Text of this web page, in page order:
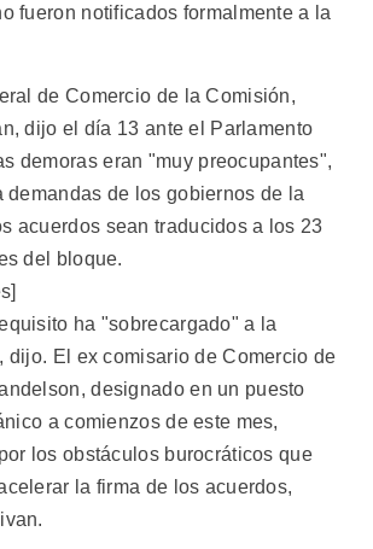
fueron notificados formalmente a la
de Comercio de la Comisión,
dijo el día 13 ante el Parlamento
demoras eran "muy preocupantes",
demandas de los gobiernos de la
acuerdos sean traducidos a los 23
del bloque.
ha "sobrecargado" a la
dijo. El ex comisario de Comercio de
designado en un puesto
a comienzos de este mes,
los obstáculos burocráticos que
la firma de los acuerdos,